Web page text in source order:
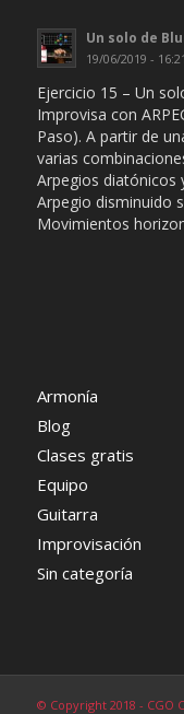
Un solo de
19/06/2019 - 16:21
Ejercicio 15 – Un
Improvisa con
Paso). A partir de
varias
Arpegios diatónicos
Arpegio disminuido
Movimientos
Armonía
Blog
Clases gratis
Equipo
Guitarra
Improvisación
Sin categoría
© Copyright 2018 - CGO